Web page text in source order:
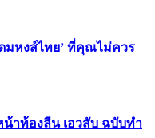
มหงส์ไทย’ ที่คุณไม่ควร
น้าท้องลีน เอวสับ ฉบับทำ